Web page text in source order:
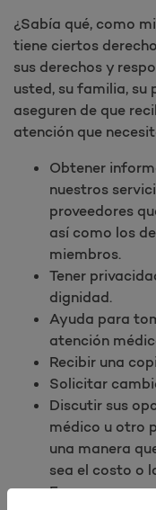
¿Sabía qué, como
tiene ciertos
sus derechos y
usted, su familia, su
aseguren de que
atención que
Obtener
nuestros
proveedores
así como los
miembros.
Tener
dignidad.
Ayuda para
atención
Recibir una
Solicitar
Discutir sus
médico u otro
una manera
sea el costo o
Expresar sus